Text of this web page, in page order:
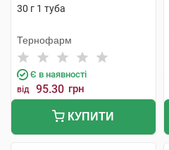
30 г 1 туба
Тернофарм
Є в наявності
від 95.30 грн
КУПИТИ